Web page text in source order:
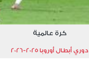
كرة عالمية
دوري أبطال أوروبا 2025-2026